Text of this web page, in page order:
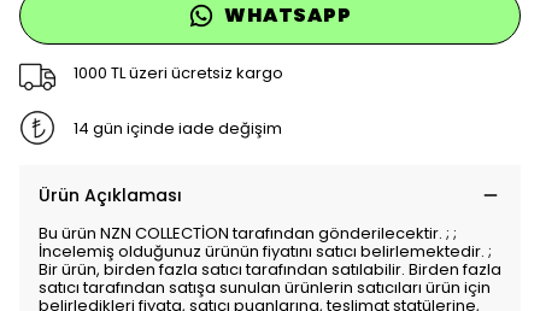
WHATSAPP
1000 TL üzeri ücretsiz kargo
14 gün içinde iade değişim
Ürün Açıklaması
Bu ürün NZN COLLECTİON tarafından gönderilecektir. ; ;
İncelemiş olduğunuz ürünün fiyatını satıcı belirlemektedir. ;
Bir ürün, birden fazla satıcı tarafından satılabilir. Birden fazla
satıcı tarafından satışa sunulan ürünlerin satıcıları ürün için
belirledikleri fiyata, satıcı puanlarına, teslimat statülerine,